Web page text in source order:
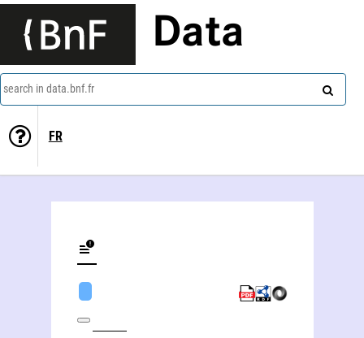
Data
search in data.bnf.fr
FR